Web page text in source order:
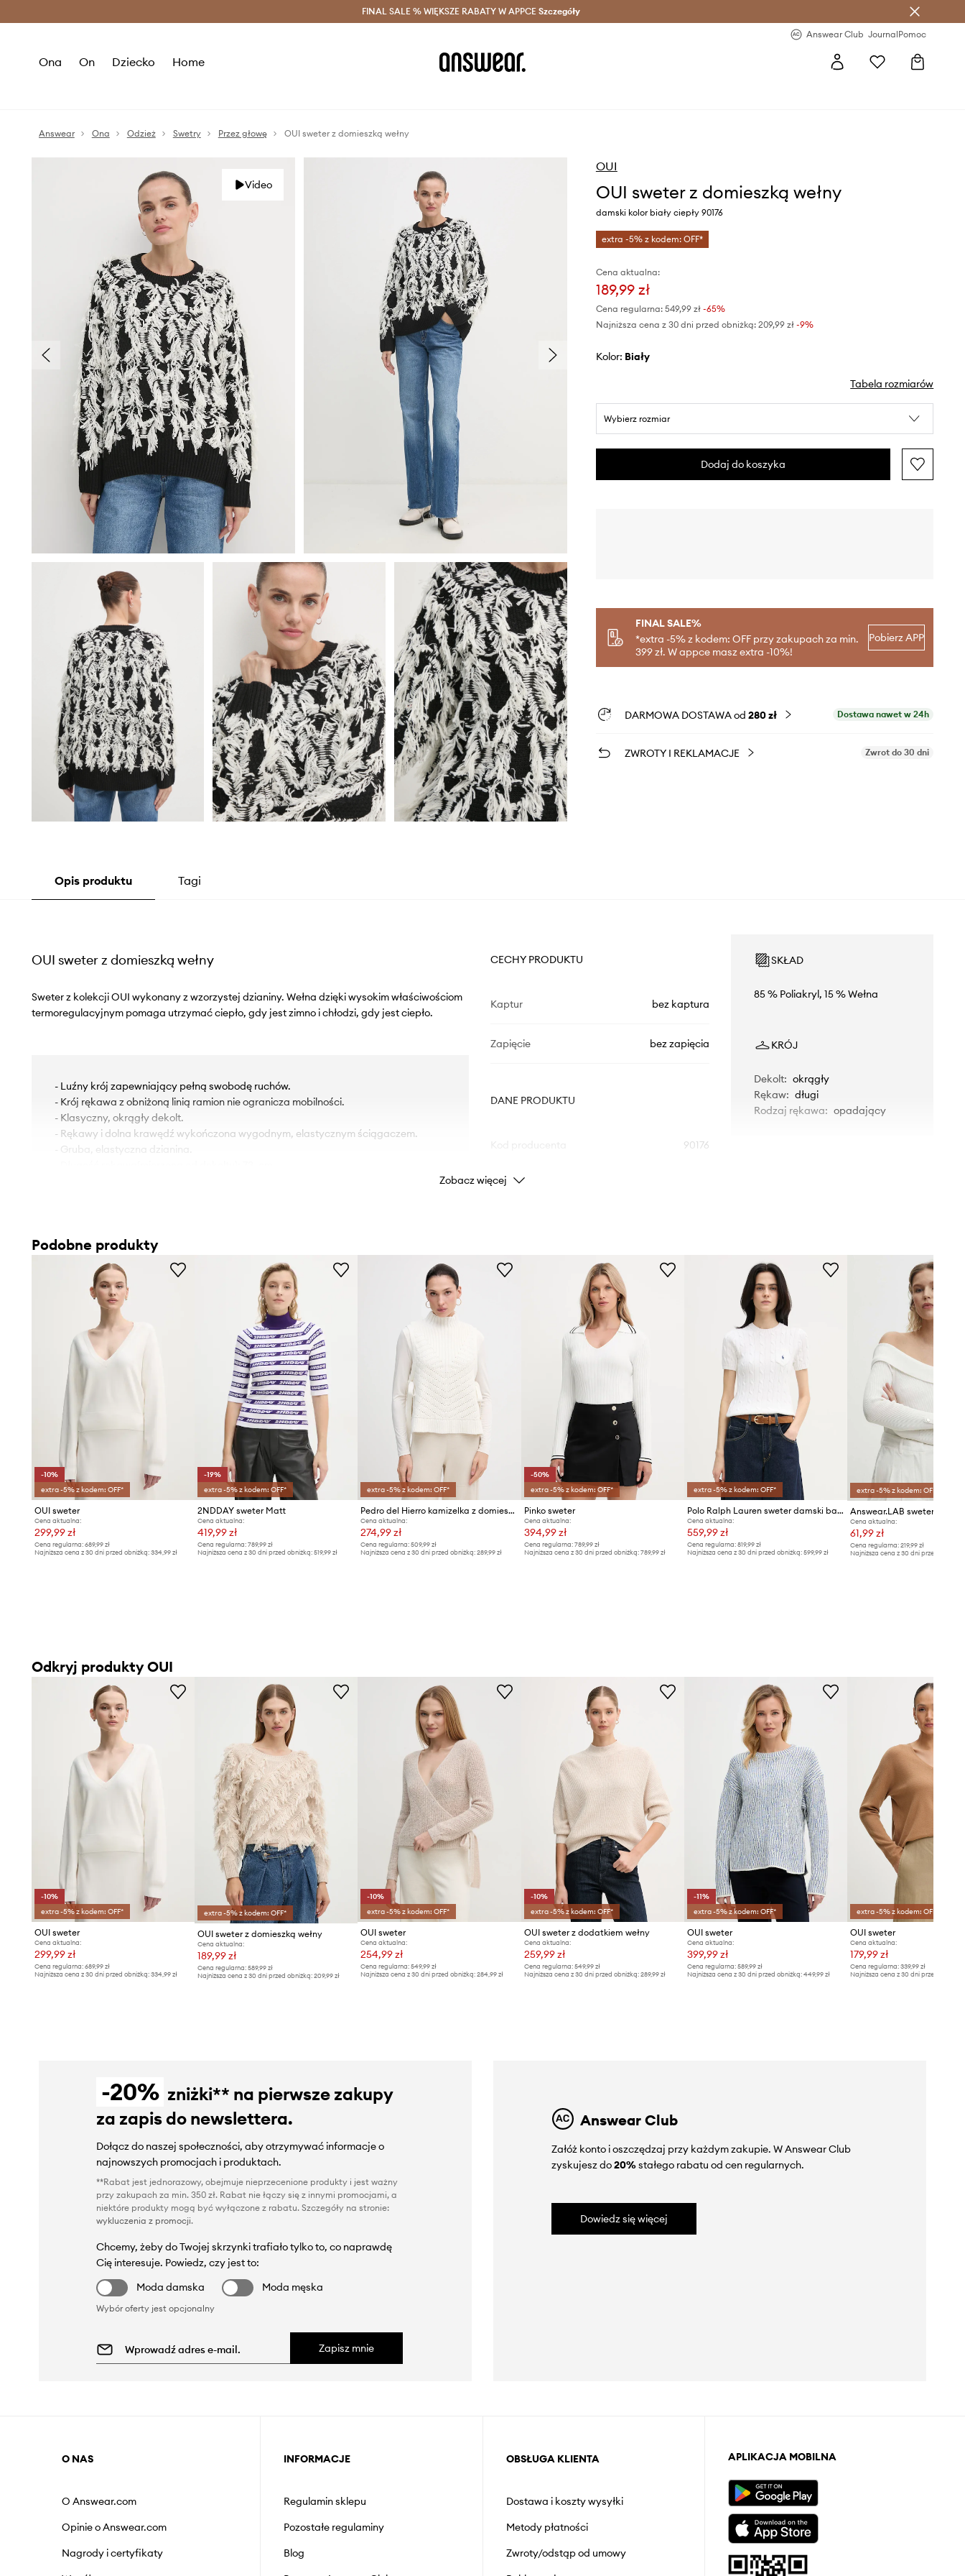
Oszczędzaj z Answear Club > Dostawa nawet w 24h >
FINAL SALE % WIĘKSZE RABATY W APPCE Szczegóły
Answear Club JournalPomoc
Ona On Dziecko Home
Answear Ona Odzież Swetry Przez głowę OUI sweter z domieszką wełny
Video
OUI
OUI sweter z domieszką wełny
damski kolor biały ciepły 90176
extra -5% z kodem: OFF*
Cena aktualna:
189,99 zł
Cena regularna: 549,99 zł-65%
Najniższa cena z 30 dni przed obniżką: 209,99 zł -9%
Kolor: biały
Tabela rozmiarów
Wybierz rozmiar
Dodaj do koszyka
FINAL SALE%
*extra -5% z kodem: OFF przy zakupach za min.
399 zł. W appce masz extra -10%!
Pobierz APP
DARMOWA DOSTAWA od 280 zł Dostawa nawet w 24h
ZWROTY I REKLAMACJE Zwrot do 30 dni
Opis produktu Tagi
OUI sweter z domieszką wełny
Sweter z kolekcji OUI wykonany z wzorzystej dzianiny. Wełna dzięki wysokim właściwościom
termoregulacyjnym pomaga utrzymać ciepło, gdy jest zimno i chłodzi, gdy jest ciepło.
- Luźny krój zapewniający pełną swobodę ruchów.
- Krój rękawa z obniżoną linią ramion nie ogranicza mobilności.
- Klasyczny, okrągły dekolt.
- Rękawy i dolna krawędź wykończona wygodnym, elastycznym ściągaczem.
- Gruba, elastyczna dzianina.
CECHY PRODUKTU
Kaptur bez kaptura
Zapięcie bez zapięcia
DANE PRODUKTU
90176
Kolor
ID Produktu
SKŁAD
85 % Poliakryl, 15 % Wełna
KRÓJ
Dekolt: okrągły
Rękaw: długi
Rodzaj rękawa: opadający
Zobacz więcej
Podobne produkty
-10%
extra -5% z kodem: OFF*
OUI sweter
Cena aktualna:
299,99 zł
Cena regularna: 689,99 zł
Najniższa cena z 30 dni przed obniżką: 334,99 zł
-19%
extra -5% z kodem: OFF*
2NDDAY sweter Matt
Cena aktualna:
419,99 zł
Cena regularna:789,99 zł
Najniższa cena z 30 dni przed obniżką:519,99 zł
extra -5% z kodem: OFF*
Pedro del Hierro kamizelka z domieszką wełny
Cena aktualna:
274,99 zł
Cena regularna: 509,99 zł
Najniższa cena z 30 dni przed obniżką: 289,99 zł
-50%
extra -5% z kodem: OFF*
Pinko sweter
Cena aktualna:
394,99 zł
Cena regularna: 789,99 zł
Najniższa cena z 30 dni przed obniżką: 789,99 zł
extra -5% z kodem: OFF*
Polo Ralph Lauren sweter damski bawełniany
Cena aktualna:
559,99 zł
Cena regularna:819,99 zł
Najniższa cena z 30 dni przed obniżką:599,99 zł
extra -5% z kodem: OFF*
Answear.LAB sweter
Cena aktualna:
61,99 zł
Cena regularna: 219,99 zł
Najniższa cena z 30 dni przed obniżką:
Odkryj produkty OUI
-10%
extra -5% z kodem: OFF*
OUI sweter
Cena aktualna:
299,99 zł
Cena regularna: 689,99 zł
Najniższa cena z 30 dni przed obniżką: 334,99 zł
extra -5% z kodem: OFF*
OUI sweter z domieszką wełny
Cena aktualna:
189,99 zł
Cena regularna:589,99 zł
Najniższa cena z 30 dni przed obniżką:209,99 zł
-10%
extra -5% z kodem: OFF*
OUI sweter
Cena aktualna:
254,99 zł
Cena regularna: 549,99 zł
Najniższa cena z 30 dni przed obniżką: 284,99 zł
-10%
extra -5% z kodem: OFF*
OUI sweter z dodatkiem wełny
Cena aktualna:
259,99 zł
Cena regularna: 549,99 zł
Najniższa cena z 30 dni przed obniżką: 289,99 zł
-11%
extra -5% z kodem: OFF*
OUI sweter
Cena aktualna:
399,99 zł
Cena regularna:589,99 zł
Najniższa cena z 30 dni przed obniżką:449,99 zł
extra -5% z kodem: OFF*
OUI sweter
Cena aktualna:
179,99 zł
Cena regularna: 339,99 zł
Najniższa cena z 30 dni przed obniżką:
-20% zniżki** na pierwsze zakupy
za zapis do newslettera.
Dołącz do naszej społeczności, aby otrzymywać informacje o
najnowszych promocjach i produktach.
**Rabat jest jednorazowy, obejmuje nieprzecenione produkty i jest ważny
przy zakupach za min. 350 zł. Rabat nie łączy się z innymi promocjami, a
niektóre produkty mogą być wyłączone z rabatu. Szczegóły na stronie:
wykluczenia z promocji.
Chcemy, żeby do Twojej skrzynki trafiało tylko to, co naprawdę
Cię interesuje. Powiedz, czy jest to:
Moda damska
Moda męska
Wybór oferty jest opcjonalny
Zapisz mnie
Answear Club
Załóż konto i oszczędzaj przy każdym zakupie. W Answear Club
zyskujesz do20%stałego rabatu od cen regularnych.
Dowiedz się więcej
O NAS
O Answear.com
Opinie o Answear.com
Nagrody i certyfikaty
INFORMACJE
Regulamin sklepu
Pozostałe regulaminy
Blog
OBSŁUGA KLIENTA
Dostawa i koszty wysyłki
Metody płatności
Zwroty/odstąp od umowy
APLIKACJA MOBILNA